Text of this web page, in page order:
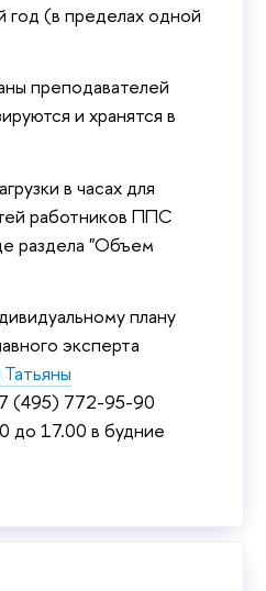
год (в пределах одной
преподавателей
и хранятся в
в часах для
работников ППС
раздела "Объем
плану
эксперта
(495) 772-95-90
до 17.00 в будние